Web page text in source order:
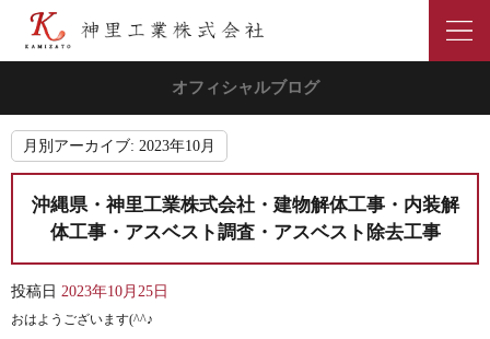
オフィシャルブログ
月別アーカイブ: 2023年10月
沖縄県・神里工業株式会社・建物解体工事・内装解
体工事・アスベスト調査・アスベスト除去工事
投稿日 2023年10月25日
おはようございます(^^♪